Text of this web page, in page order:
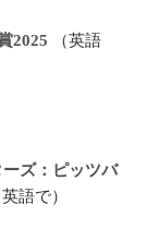
2025 （英語
ズ：ピッツバ
英語で）